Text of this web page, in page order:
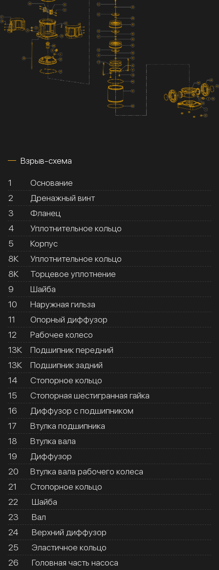
Взрыв-схема
1
Основание
2
Дренажный винт
3
Фланец
4
Уплотнительное кольцо
5
Корпус
8К
Уплотнительное кольцо
8К
Торцевое уплотнение
9
Шайба
10
Наружная гильза
11
Опорный диффузор
12
Рабочее колесо
13К
Подшипник передний
13К
Подшипник задний
14
Стопорное кольцо
15
Стопорная шестигранная гайка
16
Диффузор с подшипником
17
Втулка подшипника
18
Втулка вала
19
Диффузор
20
Втулка вала рабочего колеса
21
Стопорное кольцо
22
Шайба
23
Вал
24
Верхний диффузор
25
Эластичное кольцо
26
Головная часть насоса